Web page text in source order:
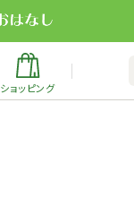
ショッピング